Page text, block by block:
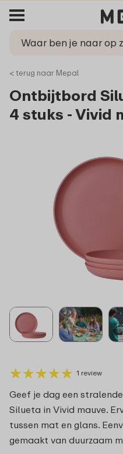
< terug naar Mepal
Ontbijtbord
4 stuks - Vivid
★★★★★
★★★★★ 1 review
Geef je dag een
Silueta in Vivid mauve.
tussen mat en glans.
gemaakt van duurzaam